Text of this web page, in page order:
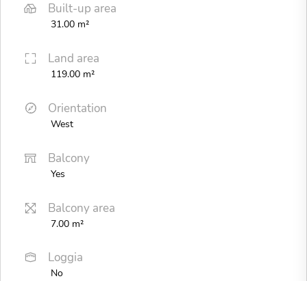
Built-up area
31.00 m²
Land area
119.00 m²
Orientation
West
Balcony
Yes
Balcony area
7.00 m²
Loggia
No